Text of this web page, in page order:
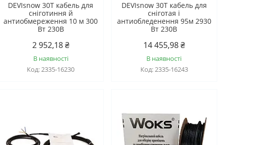
DEVIsnow 30T кабель для
сніготиння й
антиобмереження 10 м 300
Вт 230B
2 952,18 ₴
В наявності
2335-16230
DEVIsnow 30T кабель для
сніготая і
антиобледенення 95м 2930
Вт 230B
14 455,98 ₴
В наявності
2335-16243